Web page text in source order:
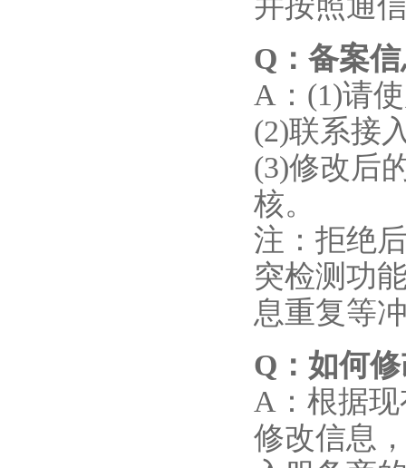
Q ：备案
A：(1)请
(2)联系接
(3)修改后
核。
注：拒绝
突检测功
息重复等
Q ：如何
A：根据
修改信息